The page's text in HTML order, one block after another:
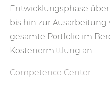
Entwicklungs­phase
bis hin zur
gesamte Port­folio im
Kosten­ermittlung an.
Competence Center